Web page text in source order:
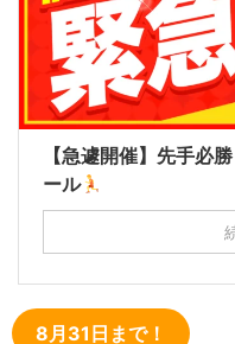
【急遽開催】先手必
ール
8月31日まで！